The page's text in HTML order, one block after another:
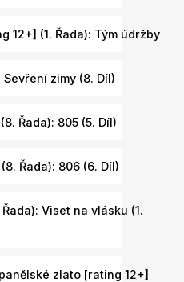
(1. Řada): Tým údržby
zimy (8. Díl)
Řada): 805 (5. Díl)
Řada): 806 (6. Díl)
Viset na vlásku (1.
zlato [rating 12+]